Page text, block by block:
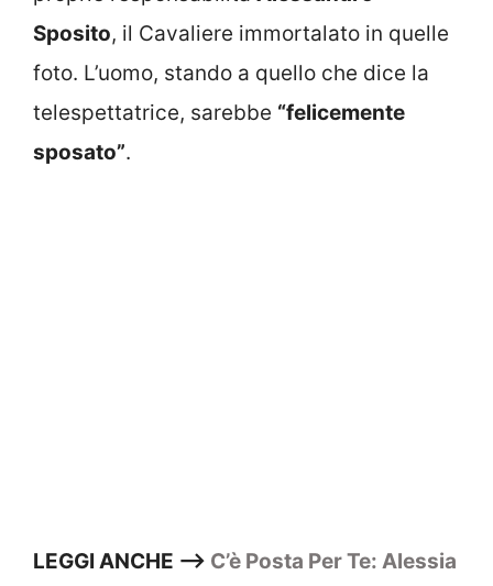
Sposito, il Cavaliere immortalato in quelle
foto. L’uomo, stando a quello che dice la
telespettatrice, sarebbe “felicemente
sposato”.
LEGGI ANCHE —> C’è Posta Per Te: Alessia